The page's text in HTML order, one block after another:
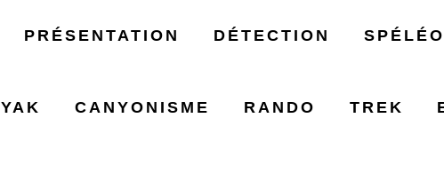
PRÉSENTATION DÉTECTION
CANYONISME RANDO TREK